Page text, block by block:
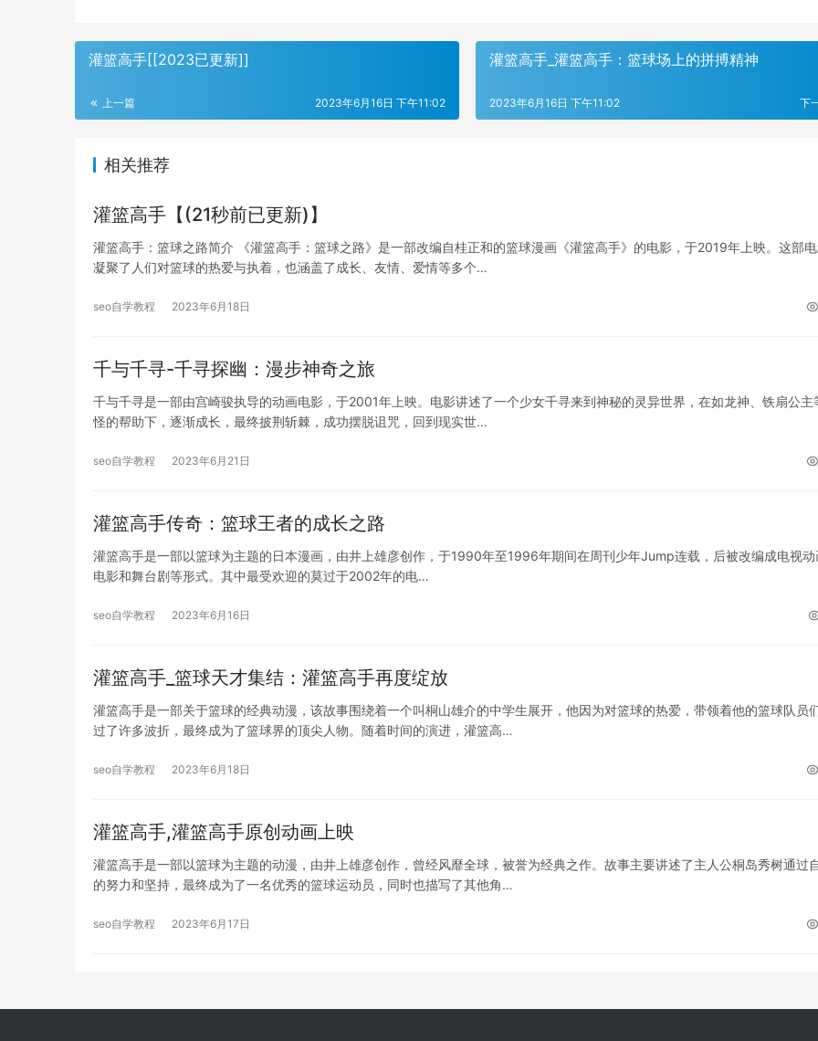
灌篮高手[[2023已更新]]
上一篇 2023年6月16日 下午11:02
灌篮高手_灌篮高手：篮球场上的拼搏精神
下
2023年6月16日 下午11:02
相关推荐
灌篮高手【(21秒前已更新)】
灌篮高手：篮球之路简介 《灌篮高手：篮球之路》是一部改编自桂正和的篮球漫画《灌篮高手》的电影，于2019年上映。这部
凝聚了人们对篮球的热爱与执着，也涵盖了成长、友情、爱情等多个…
seo自学教程 2023年6月18日
千与千寻-千寻探幽：漫步神奇之旅
千与千寻是一部由宫崎骏执导的动画电影，于2001年上映。电影讲述了一个少女千寻来到神秘的灵异世界，在如龙神、铁扇公主
怪的帮助下，逐渐成长，最终披荆斩棘，成功摆脱诅咒，回到现实世…
seo自学教程 2023年6月21日
灌篮高手传奇：篮球王者的成长之路
灌篮高手是一部以篮球为主题的日本漫画，由井上雄彦创作，于1990年至1996年期间在周刊少年Jump连载，后被改编成电视动
电影和舞台剧等形式。其中最受欢迎的莫过于2002年的电…
seo自学教程 2023年6月16日
灌篮高手_篮球天才集结：灌篮高手再度绽放
灌篮高手是一部关于篮球的经典动漫，该故事围绕着一个叫桐山雄介的中学生展开，他因为对篮球的热爱，带领着他的篮球队员
过了许多波折，最终成为了篮球界的顶尖人物。随着时间的演进，灌篮高…
seo自学教程 2023年6月18日
灌篮高手,灌篮高手原创动画上映
灌篮高手是一部以篮球为主题的动漫，由井上雄彦创作，曾经风靡全球，被誉为经典之作。故事主要讲述了主人公桐岛秀树通过
的努力和坚持，最终成为了一名优秀的篮球运动员，同时也描写了其他角…
seo自学教程 2023年6月17日